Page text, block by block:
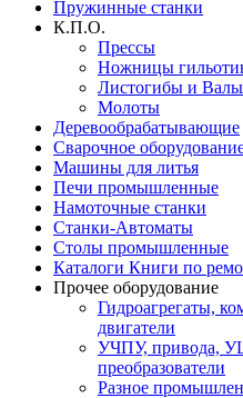
Пружинные станки
К.П.О.
Прессы
Ножницы
Листогибы и
Молоты
Деревообрабатывающие
Сварочное
Машины для литья
Печи промышленные
Намоточные станки
Станки-Автоматы
Столы промышленные
Каталоги Книги по
Прочее оборудование
Гидроагрегаты,
двигатели
УЧПУ, привода,
преобразователи
Разное